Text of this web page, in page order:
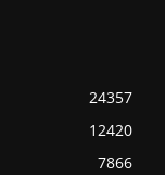
24357
12420
7866